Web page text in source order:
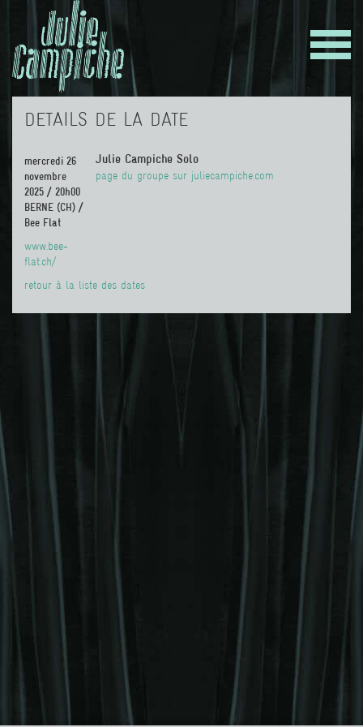
DETAILS DE LA DATE
mercredi 26
novembre
2025 / 20h00
BERNE (CH) /
Bee Flat
www.bee-
flat.ch/
Julie Campiche Solo
page du groupe sur juliecampiche.com
retour à la liste des dates